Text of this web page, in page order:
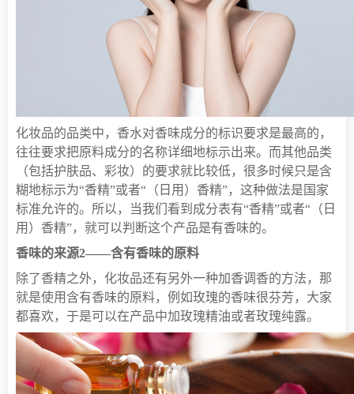
化妆品的品类中，香水对香味成分的标识要求是最高的，
往往要求把原料成分的名称详细地标示出来。而其他品类
（包括护肤品、彩妆）的要求就比较低，很多时候只是含
糊地标示为“香精”或者“（日用）香精”，这种做法是国家
标准允许的。所以，当我们看到成分表有“香精”或者“（日
用）香精”，就可以判断这个产品是有香味的。
香味的来源2——含有香味的原料
除了香精之外，化妆品还有另外一种加香调香的方法，那
就是使用含有香味的原料，例如玫瑰的香味很芬芳，大家
都喜欢，于是可以在产品中加玫瑰精油或者玫瑰纯露。